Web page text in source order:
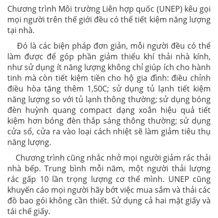
Chương trình Môi trường Liên hợp quốc (UNEP) kêu gọi
mọi người trên thế giới đều có thể tiết kiệm năng lượng
tại nhà.
Đó là các biện pháp đơn giản, mỗi người đều có thể
làm được để góp phần giảm thiểu khí thải nhà kính,
như sử dụng ít năng lượng không chỉ giúp ích cho hành
tinh mà còn tiết kiệm tiền cho hộ gia đình: điều chỉnh
điều hòa tăng thêm 1,50C; sử dụng tủ lạnh tiết kiệm
năng lượng so với tủ lạnh thông thường; sử dụng bóng
đèn huỳnh quang compact dạng xoắn hiệu quả tiết
kiệm hơn bóng đèn thắp sáng thông thường; sử dụng
cửa sổ, cửa ra vào loại cách nhiệt sẽ làm giảm tiêu thụ
năng lượng.
Chương trình cũng nhắc nhở mọi người giảm rác thải
nhà bếp. Trung bình mỗi năm, một người thải lượng
rác gấp 10 lần trọng lượng cơ thể mình. UNEP cũng
khuyến cáo mọi người hãy bớt việc mua sắm và thải các
đồ bao gói không cần thiết. Sử dụng cả hai mặt giấy và
tái chế giấy.